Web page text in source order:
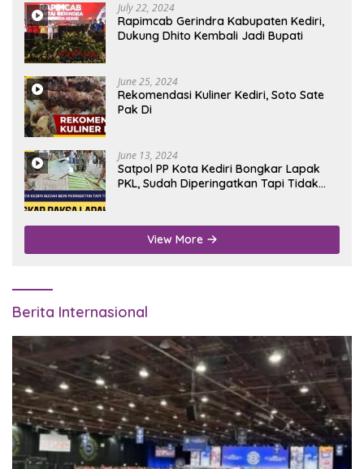
July 22, 2024
Rapimcab Gerindra Kabupaten Kediri,
Dukung Dhito Kembali Jadi Bupati
June 25, 2024
Rekomendasi Kuliner Kediri, Soto Sate
Pak Di
June 13, 2024
Satpol PP Kota Kediri Bongkar Lapak
PKL, Sudah Diperingatkan Tapi Tidak
View More
Berita Internasional